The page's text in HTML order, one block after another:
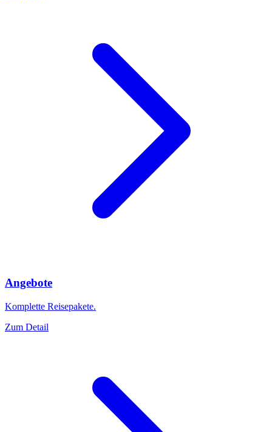
Angebote
Komplette Reisepakete.
Zum Detail